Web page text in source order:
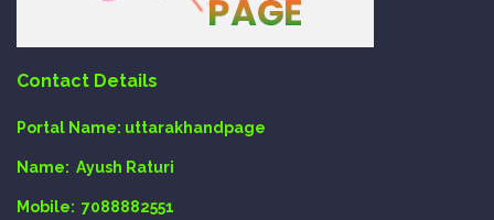
Contact Details
Portal Name: uttarakhandpage
Name: Ayush Raturi
Mobile: 7088882551